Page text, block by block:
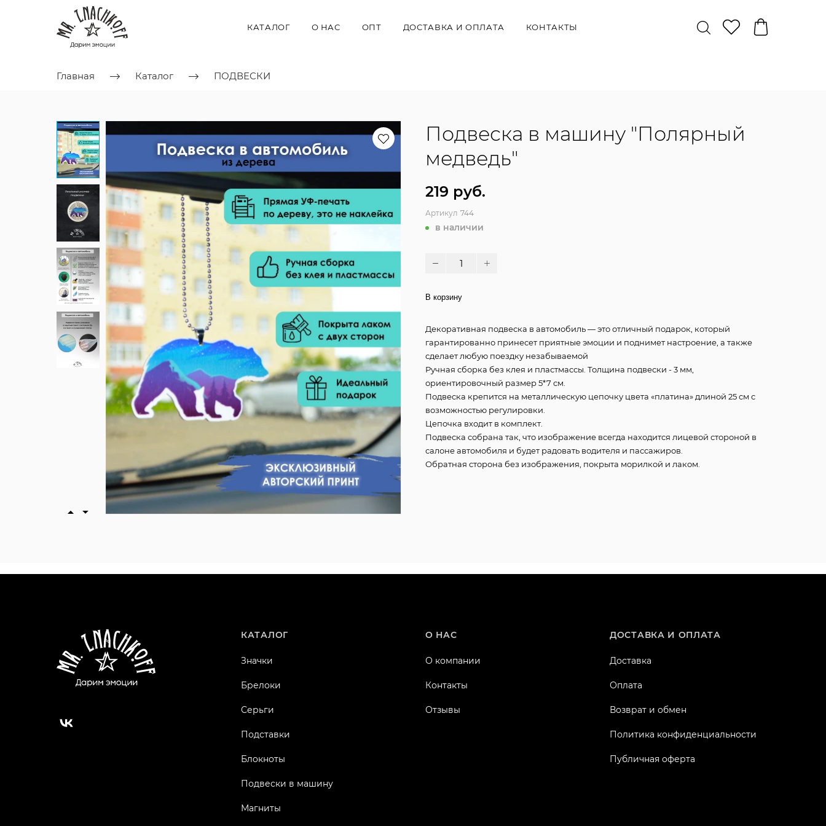
КАТАЛОГ О НАС ОПТ ДОСТАВКА И ОПЛАТА КОНТАКТЫ
Главная Каталог ПОДВЕСКИ
Подвеска в машину "Полярный
медведь"
219 руб.
Артикул 744
в наличии
В корзину
Декоративная подвеска в автомобиль — это отличный подарок, который
гарантированно принесет приятные эмоции и поднимет настроение, а также
сделает любую поездку незабываемой
Ручная сборка без клея и пластмассы. Толщина подвески - 3 мм,
ориентировочный размер 5*7 см.
Подвеска крепится на металлическую цепочку цвета «платина» длиной 25 см с
возможностью регулировки.
Цепочка входит в комплект.
Подвеска собрана так, что изображение всегда находится лицевой стороной в
салоне автомобиля и будет радовать водителя и пассажиров.
Обратная сторона без изображения, покрыта морилкой и лаком.
КАТАЛОГ
Значки
Брелоки
Серьги
Подставки
Блокноты
Подвески в машину
Магниты
О НАС
О компании
Контакты
Отзывы
ДОСТАВКА И ОПЛАТА
Доставка
Оплата
Возврат и обмен
Политика конфиденциальности
Публичная оферта